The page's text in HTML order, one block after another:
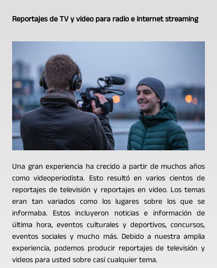
Reportajes de TV y video para radio e internet streaming
Una gran experiencia ha crecido a partir de muchos años
como videoperiodista. Esto resultó en varios cientos de
reportajes de televisión y reportajes en video. Los temas
eran tan variados como los lugares sobre los que se
informaba. Estos incluyeron noticias e información de
última hora, eventos culturales y deportivos, concursos,
eventos sociales y mucho más. Debido a nuestra amplia
experiencia, podemos producir reportajes de televisión y
videos para usted sobre casi cualquier tema.